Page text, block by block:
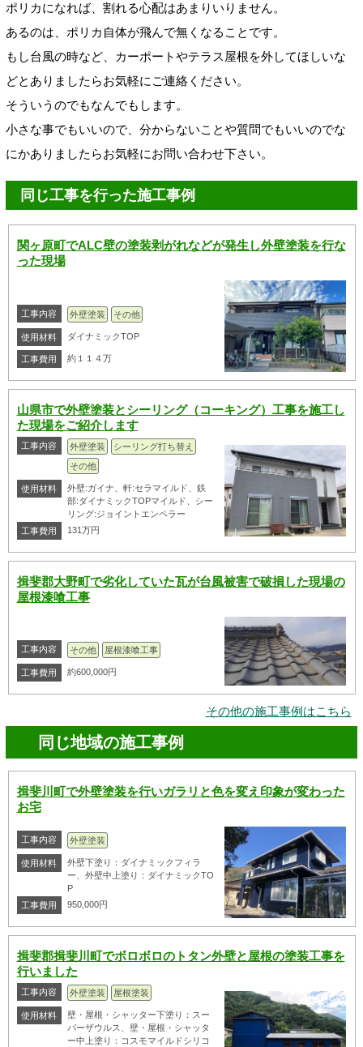
ポリカになれば、割れる心配はあまりいりません。
あるのは、ポリカ自体が飛んで無くなることです。
もし台風の時など、カーポートやテラス屋根を外してほしいな
どとありましたらお気軽にご連絡ください。
そういうのでもなんでもします。
小さな事でもいいので、分からないことや質問でもいいのでな
にかありましたらお気軽にお問い合わせ下さい。
同じ工事を行った施工事例
関ヶ原町でALC壁の塗装剥がれなどが発生し外壁塗装を行な
った現場
工事内容 外壁塗装 その他
使用材料 ダイナミックTOP
工事費用 約１１４万
山県市で外壁塗装とシーリング（コーキング）工事を施工し
た現場をご紹介します
工事内容 外壁塗装
シーリング打ち替え
その他
使用材料
外壁:ガイナ、軒:セラマイルド、鉄
部:ダイナミックTOPマイルド、シー
リング:ジョイントエンペラー
工事費用
131万円
揖斐郡大野町で劣化していた瓦が台風被害で破損した現場の
屋根漆喰工事
工事内容 その他 屋根漆喰工事
工事費用 約600,000円
その他の施工事例はこちら
同じ地域の施工事例
揖斐川町で外壁塗装を行いガラリと色を変え印象が変わった
お宅
工事内容 外壁塗装
使用材料
外壁下塗り：ダイナミックフィラ
ー、外壁中上塗り：ダイナミックTO
P
工事費用
950,000円
揖斐郡揖斐川町でボロボロのトタン外壁と屋根の塗装工事を
行いました
工事内容 外壁塗装 屋根塗装
使用材料
壁・屋根・シャッター下塗り：スー
パーザウルス、壁・屋根・シャッタ
ー中上塗り：コスモマイルドシリコ